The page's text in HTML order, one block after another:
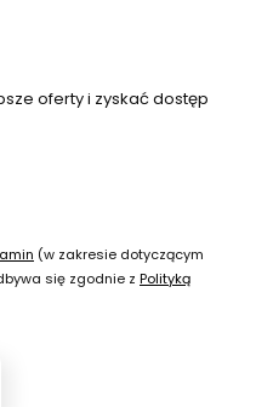
oferty i zyskać dostęp
(w zakresie dotyczącym
się zgodnie z Polityką